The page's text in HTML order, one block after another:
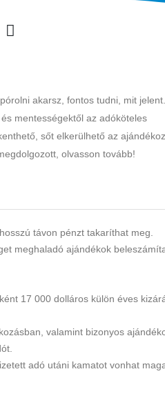
akarsz, fontos tudni, mit
mentességektől az adóköteles
sőt elkerülhető az
olvasson tovább!
távon pénzt takaríthat meg.
meghaladó ajándékok
17 000 dolláros külön éves
valamint bizonyos
adó utáni kamatot vonhat